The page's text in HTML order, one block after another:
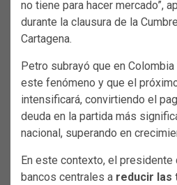
no tiene para hacer mercado”,
durante la clausura de la
Cartagena.
Petro subrayó que en
este fenómeno y que el
intensificará, convirtiendo el
deuda en la partida más
nacional, superando en
En este contexto, el
bancos centrales a reducir las